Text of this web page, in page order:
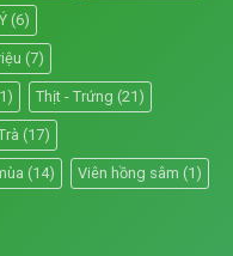
(6)
(7)
Thịt - Trứng (21)
(17)
(14) Viên hồng sâm (1)